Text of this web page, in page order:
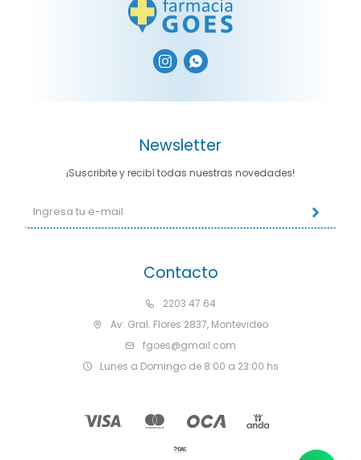
 
Contacto
2203 47 64
Av. Gral. Flores 2837, Montevideo
fgoes@gmail.com
Lunes a Domingo de 8:00 a 23:00 hs
Newsletter
¡Suscribite y recibí todas nuestras novedades!